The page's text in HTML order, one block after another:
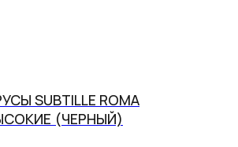
SUBTILLE ROMA
(ЧЕРНЫЙ)